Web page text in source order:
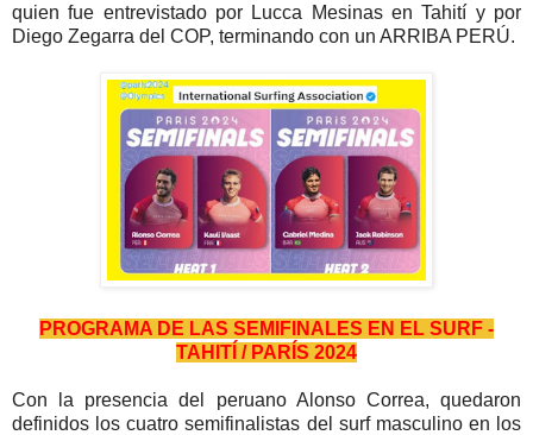
quien fue entrevistado por Lucca Mesinas en Tahití y por
Diego Zegarra del COP, terminando con un ARRIBA PERÚ.
PROGRAMA DE LAS SEMIFINALES EN EL SURF -
TAHITÍ / PARÍS 2024
Con la presencia del peruano Alonso Correa, quedaron
definidos los cuatro semifinalistas del surf masculino en los